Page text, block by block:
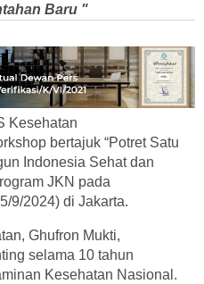
Baru "
Kesehatan
bertajuk “Potret Satu
Indonesia Sehat dan
JKN pada
9/2024) di Jakarta.
Ghufron Mukti,
selama 10 tahun
Kesehatan Nasional.